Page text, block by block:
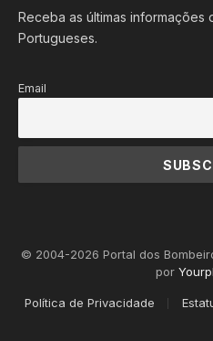
Receba as últimas informações
Portugueses.
Email
© 2004-2026 Portal dos
por
Política de Privacidade